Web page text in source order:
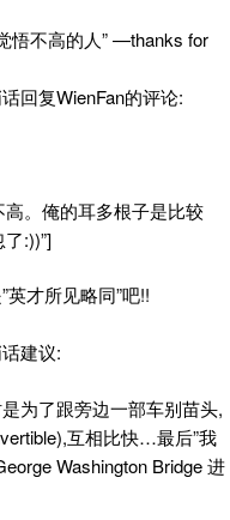
悟不高的人” —thanks for
回复WienFan的评论:
。俺的耳多根子是比较
:))”]
才所见略同”吧!!
建议:
为了跟旁边一部车别苗头,
互相比快…最后”我
Washington Bridge 进